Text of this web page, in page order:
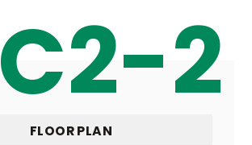
C2-2
FLOOR PLAN